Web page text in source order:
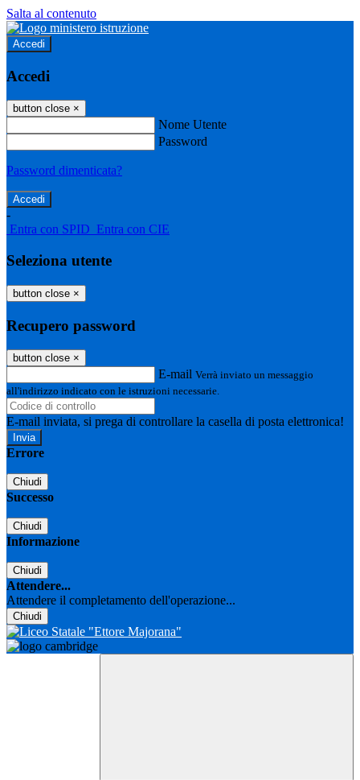
Salta al contenuto
Accedi
Accedi
button close ×
Nome Utente
Password
Password dimenticata?
-
Entra con SPID Entra con CIE
Seleziona utente
button close ×
Recupero password
button close ×
E-mail Verrà inviato un messaggio
all'indirizzo indicato con le istruzioni necessarie.
E-mail inviata, si prega di controllare la casella di posta elettronica!
Errore
Chiudi
Successo
Chiudi
Informazione
Chiudi
Attendere...
Attendere il completamento dell'operazione...
Chiudi